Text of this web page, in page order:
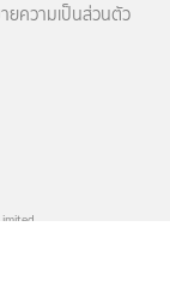
ยความเป็นส่วนตัว